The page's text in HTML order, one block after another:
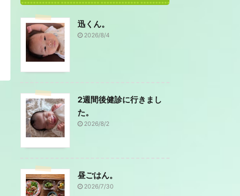
迅くん。
2026/8/4
2週間後健診に行きまし
た。
2026/8/2
昼ごはん。
2026/7/30